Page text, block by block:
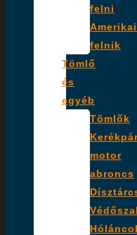
felni
Amerikai
felnik
Tömlő
és
egyéb
Tömlők
motor
abroncs